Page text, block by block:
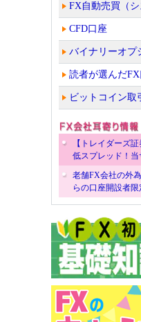
FX自動売買（
CFD口座
バイナリーオプ
読者が選んだFX
ビットコイン取
【トレイダーズ
低スプレッド！
老舗FX会社の外
らの口座開設者限